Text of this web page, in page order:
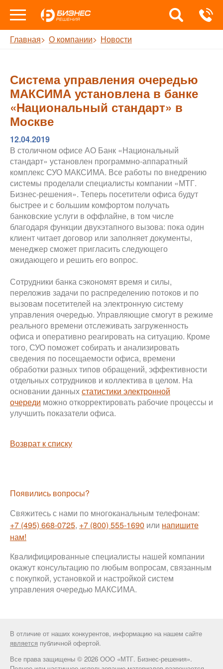
Главная О компании Новости
Система управления очередью
МАКСИМА установлена в банке
«Национальный стандарт» в
Москве
12.04.2019
В столичном офисе АО Банк «Национальный
стандарт» установлен программно-аппаратный
комплекс СУО МАКСИМА. Все работы по внедрению
системы проделали специалисты компании «МТГ.
Бизнес-решения». Теперь посетители офиса будут
быстрее и с большим комфортом получать
банковские услуги в оффлайне, в том числе
благодаря функции двухэтапного вызова: пока один
клиент читает договор или заполняет документы,
менеджер сможет пригласить следующего
ожидающего и решить его вопрос.
Сотрудники банка сэкономят время и силы,
переложив задачи по распределению потоков и по
вызовам посетителей на электронную систему
управления очередью. Управляющие смогут в режиме
реального времени отслеживать загруженность
офиса и оперативно реагировать на ситуацию. Кроме
того, СУО поможет собирать и анализировать
сведения по посещаемости офиса, времени
обработки разных типов обращений, эффективности
отдельных сотрудников и коллектива в целом. На
основании данныхстатистики электронной
очереди можно откорректировать рабочие процессы и
улучшить показатели офиса.
Возврат к списку
Появились вопросы?
Свяжитесь с нами по многоканальным телефонам:
+7 (495) 668-0725, +7 (800) 555-1690 или напишите
нам!
Квалифицированные специалисты нашей компании
окажут консультацию по любым вопросам, связанным
с покупкой, установкой и настройкой систем
управления очередью МАКСИМА.
В отличие от наших конкурентов, информацию на нашем сайте
является публичной офертой.
Все права защищены © 2026 ООО «МТГ. Бизнес-решения».